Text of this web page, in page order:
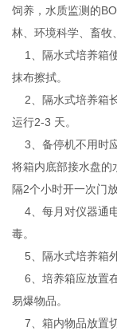
饲养，水质监测的
林、环境科学、畜牧
1、隔水式培养箱
抹布擦拭。
2、隔水式培养箱
运行2-3 天。
3、备停机不用时
将箱内底部接水盘
隔2个小时开一次门
4、每月对仪器通
毒。
5、隔水式培养箱
6、培养箱应放置
易爆物品。
7、箱内物品放置